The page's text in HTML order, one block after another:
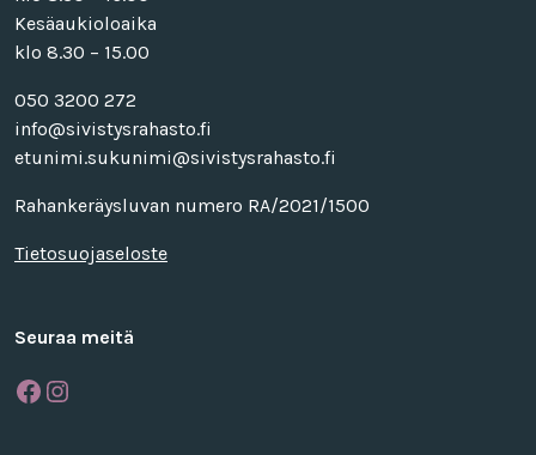
Kesäaukioloaika
klo 8.30 – 15.00
050 3200 272
info@sivistysrahasto.fi
etunimi.sukunimi@sivistysrahasto.fi
Rahankeräysluvan numero RA/2021/1500
Tietosuojaseloste
Seuraa meitä
Facebook
Instagram